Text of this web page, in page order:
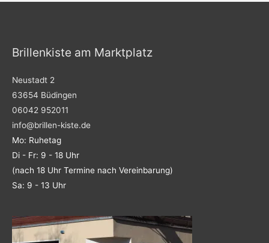
Brillenkiste am Marktplatz
Neustadt 2
63654 Büdingen
06042 952011
info@brillen-kiste.de
Mo: Ruhetag
Di - Fr: 9 - 18 Uhr
(nach 18 Uhr Termine nach Vereinbarung)
Sa: 9 - 13 Uhr